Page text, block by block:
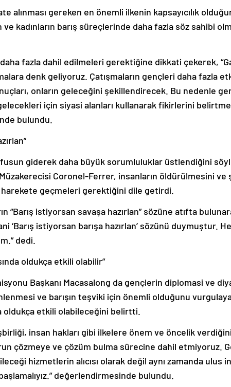
alınması gereken en önemli ilkenin kapsayıcılık
kadınların barış süreçlerinde daha fazla söz sahibi
fazla dahil edilmeleri gerektiğine dikkati çekerek,
denk geliyoruz. Çatışmaların gençleri daha fazla
onların geleceğini şekillendirecek. Bu nedenle
için siyasi alanları kullanarak fikirlerini
bulundu.
giderek daha büyük sorumluluklar üstlendiğini
Coronel-Ferrer, insanların öldürülmesini ve
geçmeleri gerektiğini dile getirdi.
“Barış istiyorsan savaşa hazırlan” sözüne atıfta
‘Barış istiyorsan barışa hazırlan’ sözünü duymuştur.
dedi.
oldukça etkili olabilir”
Başkanı Macasalong da gençlerin diplomasi ve
ve barışın teşviki için önemli olduğunu
oldukça etkili olabileceğini belirtti.
insan hakları gibi ilkelere önem ve öncelik
çözmeye ve çözüm bulma sürecine dahil etmiyoruz.
hizmetlerin alıcısı olarak değil aynı zamanda ulus
değerlendirmesinde bulundu.